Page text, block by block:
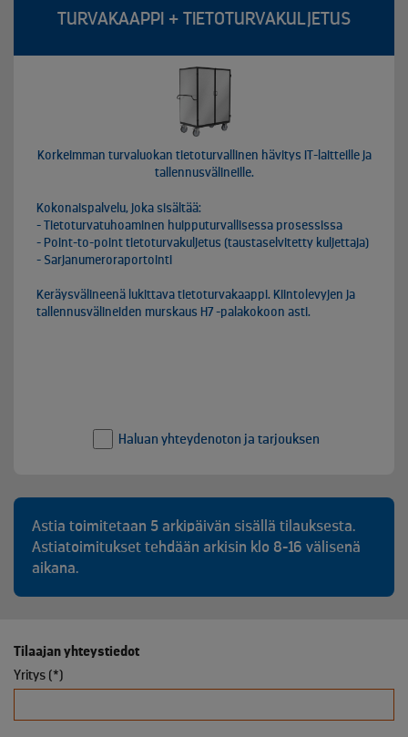
TURVAKAAPPI + TIETOTURVAKULJETUS
Korkeimman turvaluokan tietoturvallinen hävitys IT-laitteille ja
tallennusvälineille.
Kokonaispalvelu, joka sisältää:
- Tietoturvatuhoaminen huipputurvallisessa prosessissa
- Point-to-point tietoturvakuljetus (taustaselvitetty kuljettaja)
- Sarjanumeroraportointi
Keräysvälineenä lukittava tietoturvakaappi. Kiintolevyjen ja
tallennusvälineiden murskaus H7 -palakokoon asti.
Haluan yhteydenoton ja tarjouksen
Astia toimitetaan 5 arkipäivän sisällä tilauksesta.
Astiatoimitukset tehdään arkisin klo 8-16 välisenä
aikana.
Tilaajan yhteystiedot
Yritys (*)